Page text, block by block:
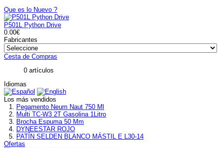
Que es lo Nuevo ?
P501L Python Drive
0.00€
Fabricantes
Cesta de Compras
0 artículos
Idiomas
Los más vendidos
Pegamento Neum Naut 750 Ml
Multi TC-W3 2T Gasolina 1Litro
Brocha Espuma 50 Mm
DYNEESTAR ROJO
PATÍN SELDEN BLANCO MÁSTIL E L30-14
Ofertas